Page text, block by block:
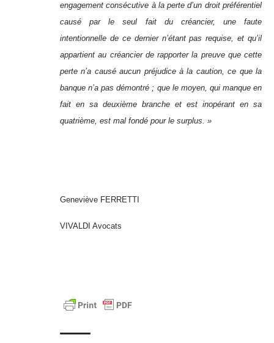
engagement consécutive à la perte d’un droit préférentiel
causé par le seul fait du créancier, une faute
intentionnelle de ce dernier n’étant pas requise, et qu’il
appartient au créancier de rapporter la preuve que cette
perte n’a causé aucun préjudice à la caution, ce que la
banque n’a pas démontré ; que le moyen, qui manque en
fait en sa deuxième branche et est inopérant en sa
quatrième, est mal fondé pour le surplus. »
Geneviève FERRETTI
VIVALDI Avocats